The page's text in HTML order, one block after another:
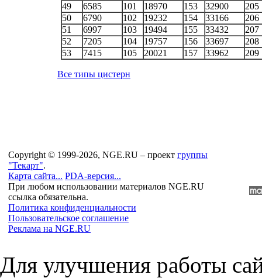
49
6585 101 18970 153 32900
205
50
6790 102 19232 154 33166
206
51
6997 103 19494 155 33432
207
52
7205 104 19757 156 33697
208
53
7415 105 20021 157 33962 209
Все типы цистерн
Copyright © 1999-2026, NGE.RU – проект группы
"Текарт".
Карта сайта... PDA-версия...
При любом использовании материалов NGE.RU
ссылка обязательна.
Политика конфиденциальности
Пользовательское соглашение
Реклама на NGE.RU
Для улучшения работы